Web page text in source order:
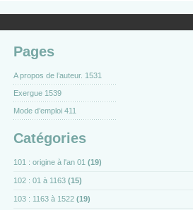
Pages
A propos de l’auteur. 1531
Exergue 1539
Mode d’emploi 411
Catégories
101 : origine à l'an 01 (19)
102 : 01 à 1163 (15)
103 : 1163 à 1522 (19)